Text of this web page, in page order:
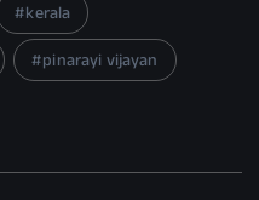
kerala
pinarayi vijayan